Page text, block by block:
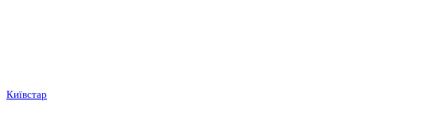
Київстар